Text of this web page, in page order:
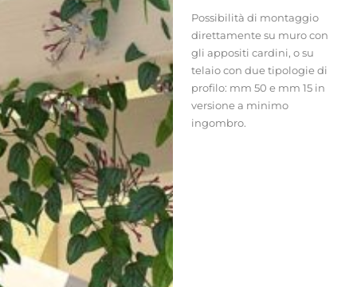
Possibilità di montaggio
direttamente su muro con
gli appositi cardini, o su
telaio con due tipologie di
profilo: mm 50 e mm 15 in
versione a minimo
ingombro.